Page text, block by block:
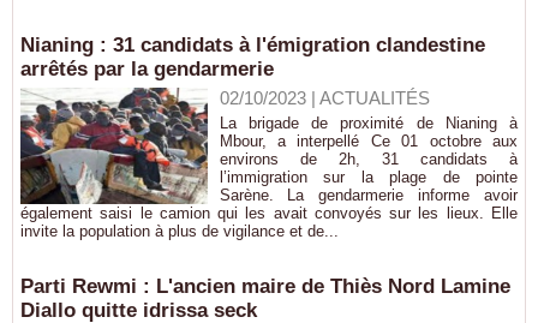
Nianing : 31 candidats à l'émigration clandestine
arrêtés par la gendarmerie
02/10/2023| ACTUALITÉS
La brigade de proximité de Nianing à
Mbour, a interpellé Ce 01 octobre aux
environs de 2h, 31 candidats à
l’immigration sur la plage de pointe
Sarène. La gendarmerie informe avoir
également saisi le camion qui les avait convoyés sur les lieux. Elle
invite la population à plus de vigilance et de...
Parti Rewmi : L'ancien maire de Thiès Nord Lamine
Diallo quitte idrissa seck